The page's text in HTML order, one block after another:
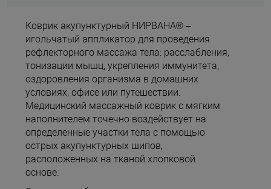
Коврик акупунктурный НИРВАНА® –
игольчатый аппликатор для проведения
рефлекторного массажа тела: расслабления,
тонизации мышц, укрепления иммунитета,
оздоровления организма в домашних
условиях, офисе или путешествии.
Медицинский массажный коврик с мягким
наполнителем точечно воздействует на
определенные участки тела с помощью
острых акупунктурных шипов,
расположенных на тканой хлопковой
основе.